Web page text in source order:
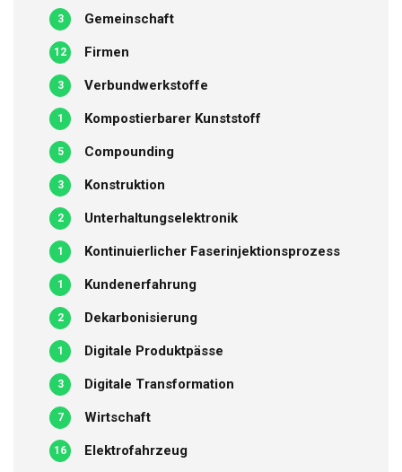
Gemeinschaft
3
Firmen
12
Verbundwerkstoffe
3
Kompostierbarer Kunststoff
1
Compounding
5
Konstruktion
3
Unterhaltungselektronik
2
Kontinuierlicher Faserinjektionsprozess
1
Kundenerfahrung
1
Dekarbonisierung
2
Digitale Produktpässe
1
Digitale Transformation
3
Wirtschaft
7
Elektrofahrzeug
16